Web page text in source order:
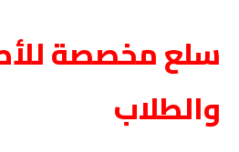
سلع مخصصة
والطلاب